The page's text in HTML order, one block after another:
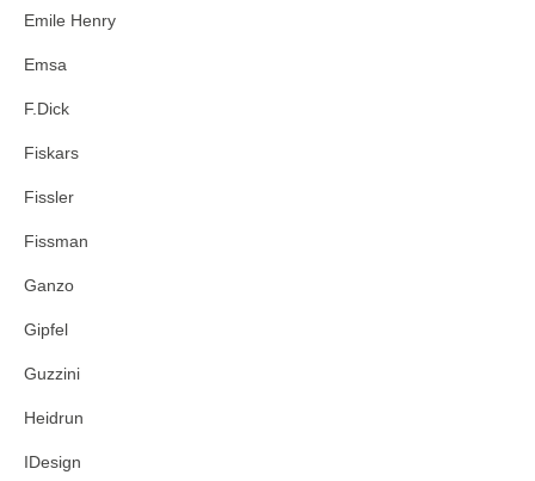
Emile Henry
Emsa
F.Dick
Fiskars
Fissler
Fissman
Ganzo
Gipfel
Guzzini
Heidrun
IDesign